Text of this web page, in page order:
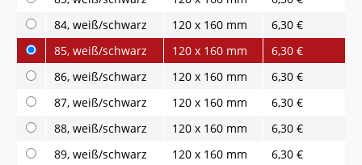
84, weiß/schwarz
120 x 160 mm
6,30 €
85, weiß/schwarz
120 x 160 mm
6,30 €
86, weiß/schwarz
120 x 160 mm
6,30 €
87, weiß/schwarz
120 x 160 mm
6,30 €
88, weiß/schwarz
120 x 160 mm
6,30 €
89, weiß/schwarz
120 x 160 mm
6,30 €